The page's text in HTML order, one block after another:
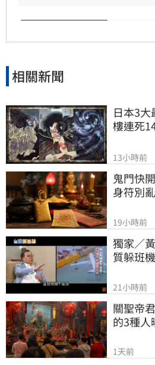
相關新聞
日本3
樓連死
13小時前
鬼門快
身符別亂
19小時前
獨家／
質躲班
21小時前
關聖帝
的3種人
1天前